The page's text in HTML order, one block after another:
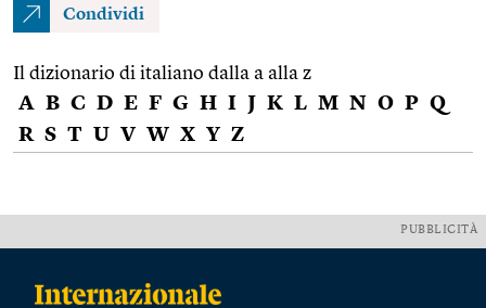
Condividi
Il dizionario di italiano dalla a alla z
A B C D E F G H I J K L M N O P Q
R S T U V W X Y Z
PUBBLICITÀ